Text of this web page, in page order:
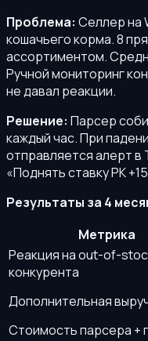
Проблема: Селлер на
кошачьего корма. 8
ассортиментом.
Ручной мониторинг
не давал реакции.
Решение: Парсер
каждый час. При
отправляется алерт в
«Поднять ставку РК
Результаты за 4
Метрика
Реакция на out-of-
конкурента
Дополнительная
Стоимость парсера +